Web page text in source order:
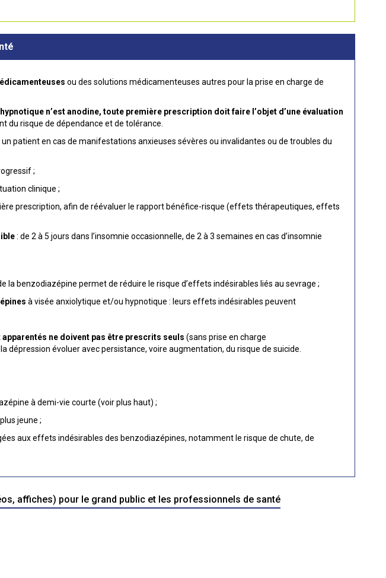
ou des solutions médicamenteuses autres pour la prise en charge de
n’est anodine, toute première prescription doit faire l’objet d’une évaluation
du risque de dépendance et de tolérance.
un patient en cas de manifestations anxieuses sévères ou invalidantes ou de troubles du
;
clinique ;
prescription, afin de réévaluer le rapport bénéfice-risque (effets thérapeutiques, effets
: de 2 à 5 jours dans l’insomnie occasionnelle, de 2 à 3 semaines en cas d’insomnie
la benzodiazépine permet de réduire le risque d’effets indésirables liés au sevrage ;
à visée anxiolytique et/ou hypnotique : leurs effets indésirables peuvent
ne doivent pas être prescrits seuls (sans prise en charge
évoluer avec persistance, voire augmentation, du risque de suicide.
à demi-vie courte (voir plus haut) ;
jeune ;
aux effets indésirables des benzodiazépines, notamment le risque de chute, de
affiches) pour le grand public et les professionnels de santé